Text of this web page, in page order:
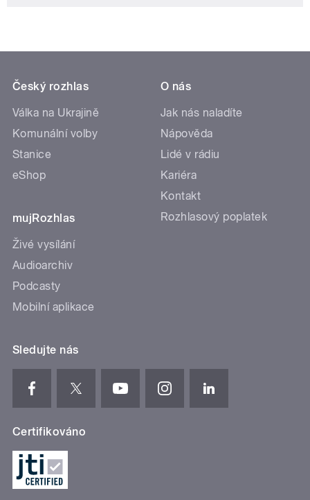
Český rozhlas
Válka na Ukrajině
Komunální volby
Stanice
eShop
mujRozhlas
Živé vysílání
Audioarchiv
Podcasty
Mobilní aplikace
O nás
Jak nás naladíte
Nápověda
Lidé v rádiu
Kariéra
Kontakt
Rozhlasový poplatek
Sledujte nás
Certifikováno